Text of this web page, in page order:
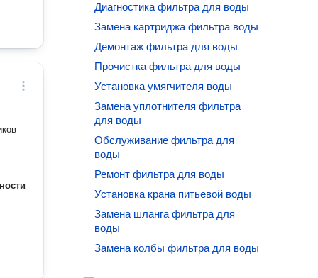
Диагностика фильтра для воды
Замена картриджа фильтра воды
Демонтаж фильтра для воды
Прочистка фильтра для воды
Установка умягчителя воды
Замена уплотнителя фильтра
для воды
Обслуживание фильтра для
воды
Ремонт фильтра для воды
Установка крана питьевой воды
Замена шланга фильтра для
воды
Замена колбы фильтра для воды